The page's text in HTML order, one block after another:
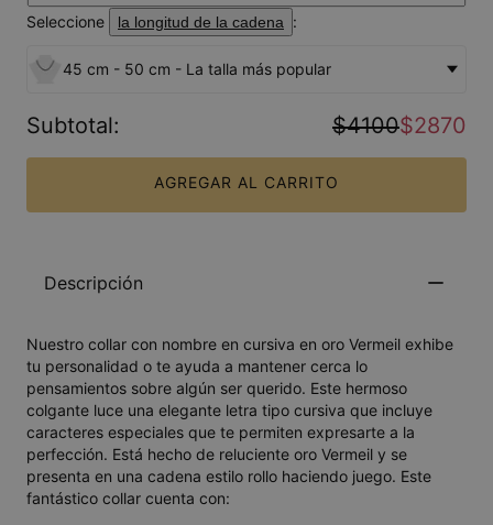
Seleccione la longitud de la cadena :
45 cm - 50 cm - La talla más popular
Subtotal: $4100$2870
AGREGAR AL CARRITO
Descripción
Nuestro collar con nombre en cursiva en oro Vermeil exhibe
tu personalidad o te ayuda a mantener cerca lo
pensamientos sobre algún ser querido. Este hermoso
colgante luce una elegante letra tipo cursiva que incluye
caracteres especiales que te permiten expresarte a la
perfección. Está hecho de reluciente oro Vermeil y se
presenta en una cadena estilo rollo haciendo juego. Este
fantástico collar cuenta con: